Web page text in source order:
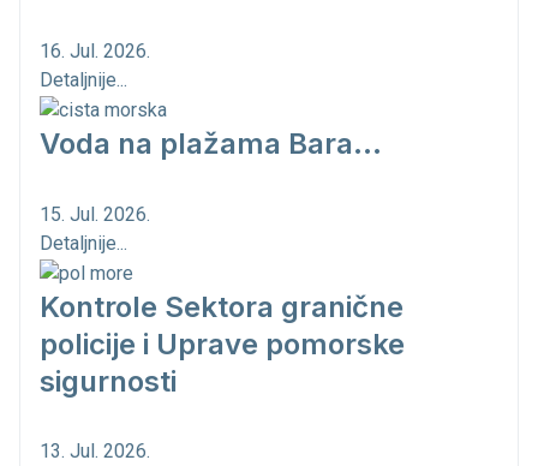
16. Jul. 2026.
Detaljnije...
Voda na plažama Bara...
15. Jul. 2026.
Detaljnije...
Kontrole Sektora granične
policije i Uprave pomorske
sigurnosti
13. Jul. 2026.